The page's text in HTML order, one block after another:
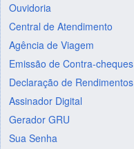
Ouvidoria
Central de Atendimento
Agência de Viagem
Emissão de Contra-cheques
Declaração de Rendimentos
Assinador Digital
Gerador GRU
Sua Senha